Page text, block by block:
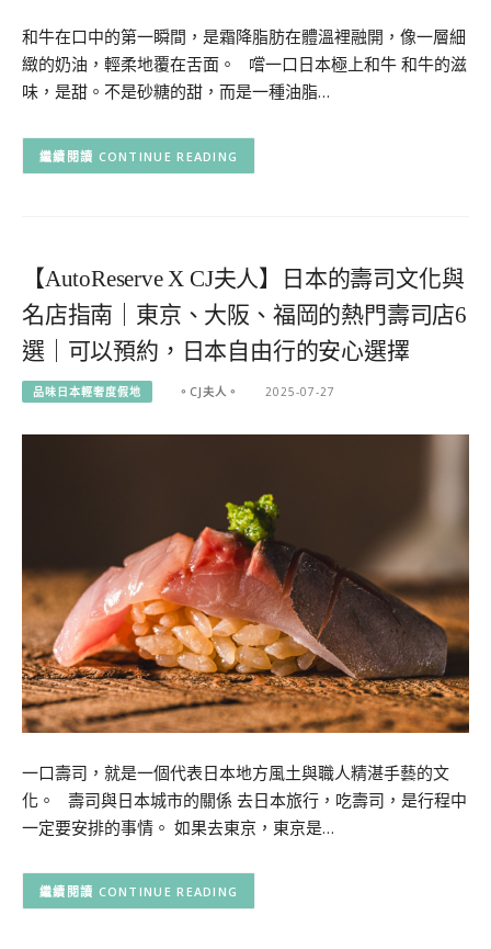
和牛在口中的第一瞬間，是霜降脂肪在體溫裡融開，像一層細
緻的奶油，輕柔地覆在舌面。 嚐一口日本極上和牛 和牛的滋
味，是甜。不是砂糖的甜，而是一種油脂…
CONTINUE READING
【AutoReserve X CJ夫人】日本的壽司文化與
名店指南｜東京、大阪、福岡的熱門壽司店6
選｜可以預約，日本自由行的安心選擇
品味日本輕奢度假地 。CJ夫人。 2025-07-27
一口壽司，就是一個代表日本地方風土與職人精湛手藝的文
化。 壽司與日本城市的關係 去日本旅行，吃壽司，是行程中
一定要安排的事情。 如果去東京，東京是…
CONTINUE READING